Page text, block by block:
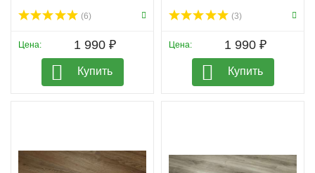
(6)
Цена: 1 990 ₽
Купить
(3)
Цена: 1 990 ₽
Купить